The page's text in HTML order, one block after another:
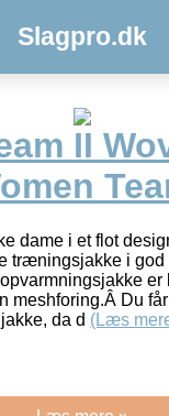
Slagpro.dk
II
dame i et flot
træningsjakke i god
meshforing.Â Du
da d (Læs